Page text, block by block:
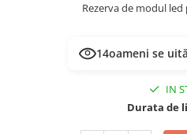
Rezerva de modul
14oameni se
IN
Durata de